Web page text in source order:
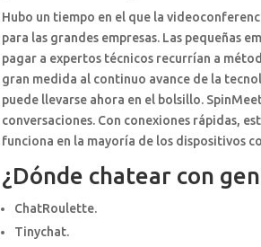
Hubo un tiempo en el que la
para las grandes empresas. Las pequeñas
pagar a expertos técnicos recurrían a
gran medida al continuo avance de la
puede llevarse ahora en el bolsillo.
conversaciones. Con conexiones rápidas,
funciona en la mayoría de los dispositivos
¿Dónde chatear con
ChatRoulette.
Tinychat.